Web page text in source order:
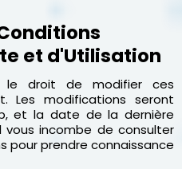
et d'Utilisation
le droit de modifier ces
Les modifications seront
et la date de la dernière
vous incombe de consulter
pour prendre connaissance